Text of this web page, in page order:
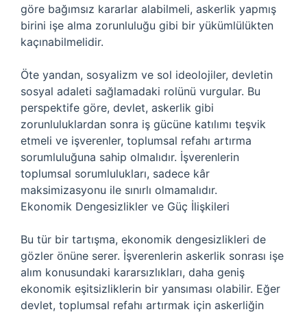
göre bağımsız kararlar alabilmeli, askerlik yapmış
birini işe alma zorunluluğu gibi bir yükümlülükten
kaçınabilmelidir.
Öte yandan, sosyalizm ve sol ideolojiler, devletin
sosyal adaleti sağlamadaki rolünü vurgular. Bu
perspektife göre, devlet, askerlik gibi
zorunluluklardan sonra iş gücüne katılımı teşvik
etmeli ve işverenler, toplumsal refahı artırma
sorumluluğuna sahip olmalıdır. İşverenlerin
toplumsal sorumlulukları, sadece kâr
maksimizasyonu ile sınırlı olmamalıdır.
Ekonomik Dengesizlikler ve Güç İlişkileri
Bu tür bir tartışma, ekonomik dengesizlikleri de
gözler önüne serer. İşverenlerin askerlik sonrası işe
alım konusundaki kararsızlıkları, daha geniş
ekonomik eşitsizliklerin bir yansıması olabilir. Eğer
devlet, toplumsal refahı artırmak için askerliğin